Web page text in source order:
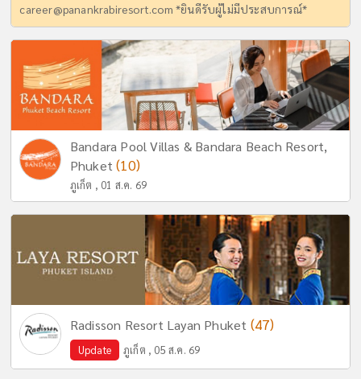
career@panankrabiresort.com *ยินดีรับผู้ไม่มีประสบการณ์*
Bandara Pool Villas & Bandara Beach Resort,
Phuket(10)
ภูเก็ต , 01 ส.ค. 69
Radisson Resort Layan Phuket (47)
Update ภูเก็ต , 05 ส.ค. 69